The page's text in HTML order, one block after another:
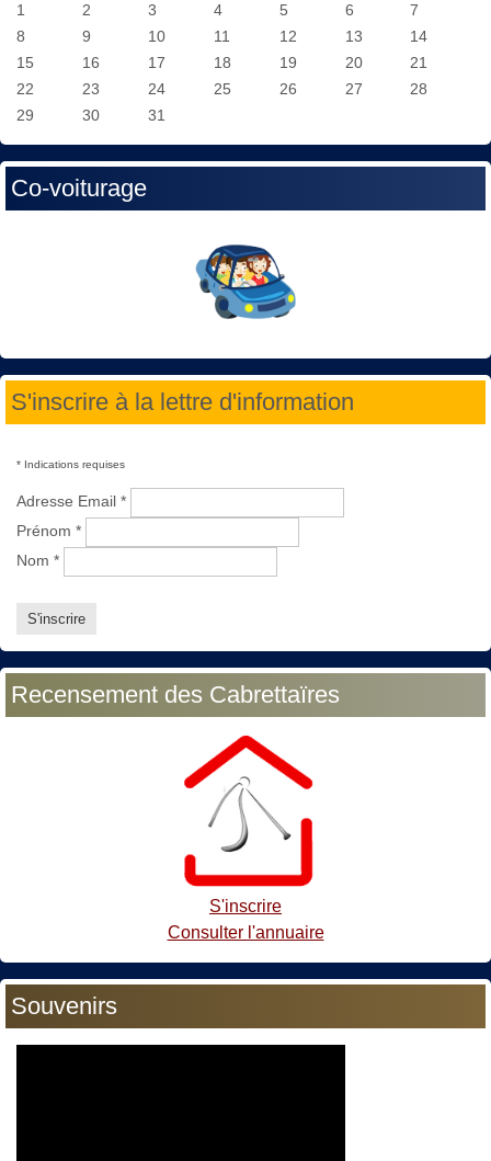
1
2 3 4 5 6
7
8
9 10 11 12 13
14
15
16 17 18 19 20
21
22
23 24 25 26 27
28
29
30 31
Co-voiturage
S'inscrire à la lettre d'information
* Indications requises
Adresse Email *
Prénom *
Nom *
Recensement des Cabrettaïres
S'inscrire
Consulter l'annuaire
Souvenirs